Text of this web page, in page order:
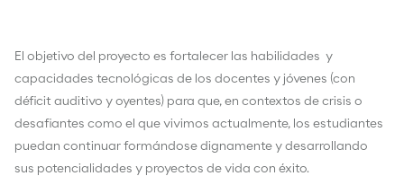
El objetivo del proyecto es fortalecer las habilidades y
capacidades tecnológicas de los docentes y jóvenes (con
déficit auditivo y oyentes) para que, en contextos de crisis o
desafiantes como el que vivimos actualmente, los estudiantes
puedan continuar formándose dignamente y desarrollando
sus potencialidades y proyectos de vida con éxito.